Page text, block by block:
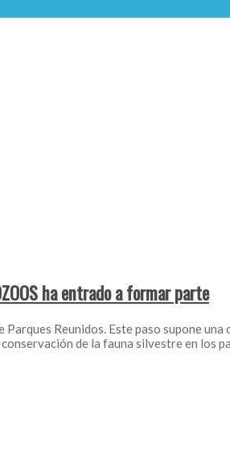
ha entrado a formar parte
Reunidos. Este paso supone
de la fauna silvestre en los